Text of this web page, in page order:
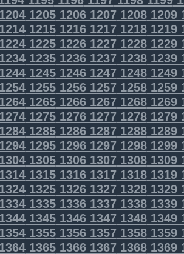
12051206120712081209
12151216121712181219
12251226122712281229
12351236123712381239
12451246124712481249
12551256125712581259
12651266126712681269
12751276127712781279
12851286128712881289
12951296129712981299
13051306130713081309
13151316131713181319
13251326132713281329
13351336133713381339
13451346134713481349
13551356135713581359
13651366136713681369